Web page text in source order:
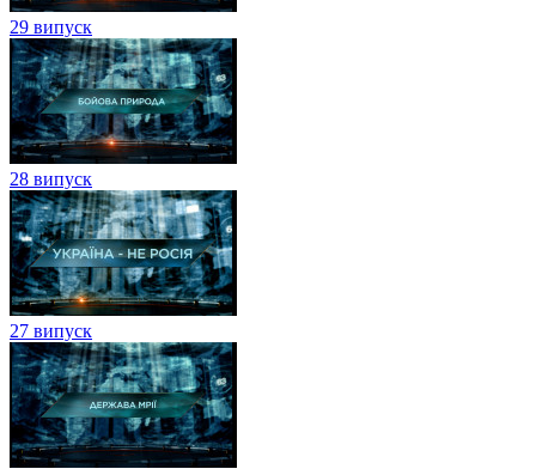
29 випуск
28 випуск
27 випуск